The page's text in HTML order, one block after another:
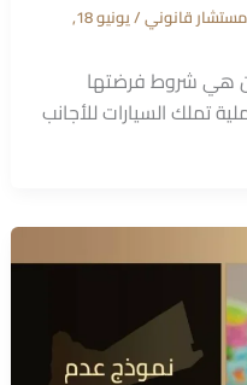
قانوني/ يونيو 18,
هي شروط فرضتها
تملك السيارات للأجانب